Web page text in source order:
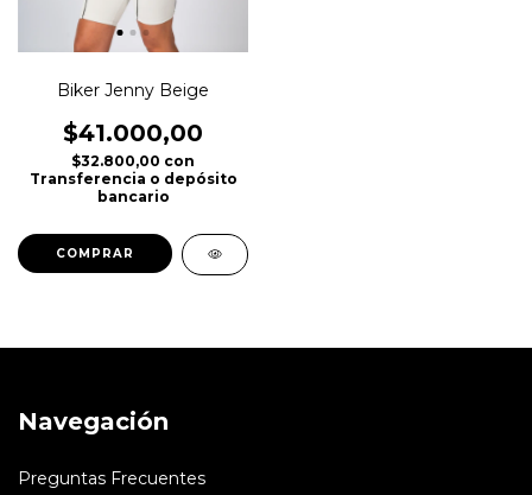
Biker Jenny Beige
$41.000,00
$32.800,00 con
Transferencia o depósito
bancario
COMPRAR
Navegación
Preguntas Frecuentes